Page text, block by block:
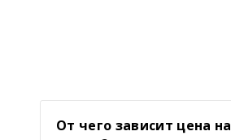
От чего зависит цена на